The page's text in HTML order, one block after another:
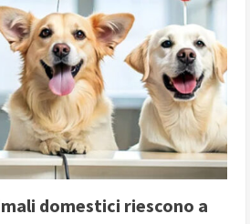
domestici riescono a